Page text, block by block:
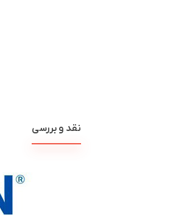
نقد و بررسی